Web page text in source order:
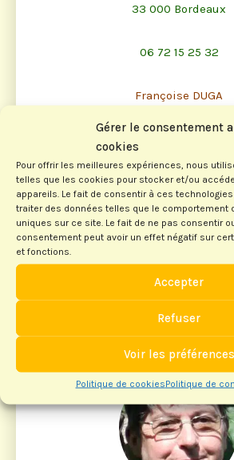
Gérer le consentement
cookies
Pour offrir les meilleures expériences, nous
telles que les cookies pour stocker et/ou
appareils. Le fait de consentir à ces
traiter des données telles que le comportement
uniques sur ce site. Le fait de ne pas consentir
consentement peut avoir un effet négatif sur
et fonctions.
Accepter
Refuser
Voir les préférences
Politique de cookiesPolitique de
33 000 Bordeaux
06 72 15 25 32
Françoise DUGA
Les Déléguées